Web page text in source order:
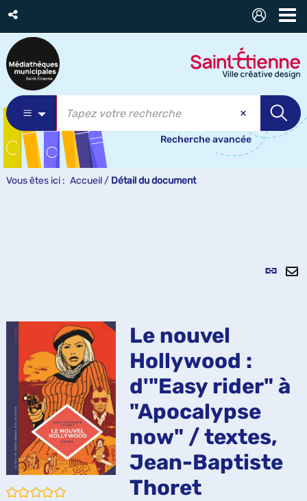
Recherche avancée
Vous êtes ici : Accueil / Détail du document
Lien
/5
Le nouvel
Hollywood :
d'"Easy rider" à
"Apocalypse
now" / textes,
Jean-Baptiste
Thoret